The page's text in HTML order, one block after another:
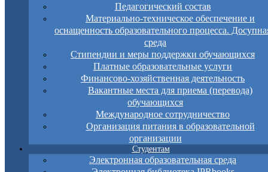
Педагогический состав
Материально-техническое обеспечение и
оснащенность образовательного процесса.
среда
Стипендии и меры поддержки обучающихся
Платные образовательные услуги
Финансово-хозяйственная деятельность
Вакантные места для приема (перевода)
обучающихся
Международное сотрудничество
Организация питания в образовательной
организации
Студентам
Электронная образовательная среда